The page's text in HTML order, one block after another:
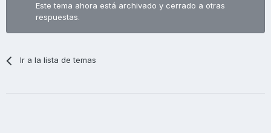
Este tema ahora está archivado y cerrado a otras
respuestas.
Ir a la lista de temas